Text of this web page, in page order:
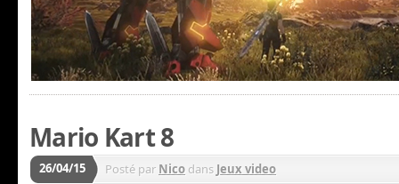
Mario Kart 8
26/04/15 Posté par Nico dans Jeux video